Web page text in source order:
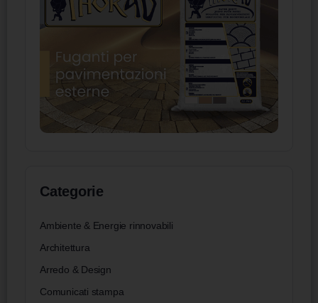
Categorie
Ambiente & Energie rinnovabili
Architettura
Arredo & Design
Comunicati stampa